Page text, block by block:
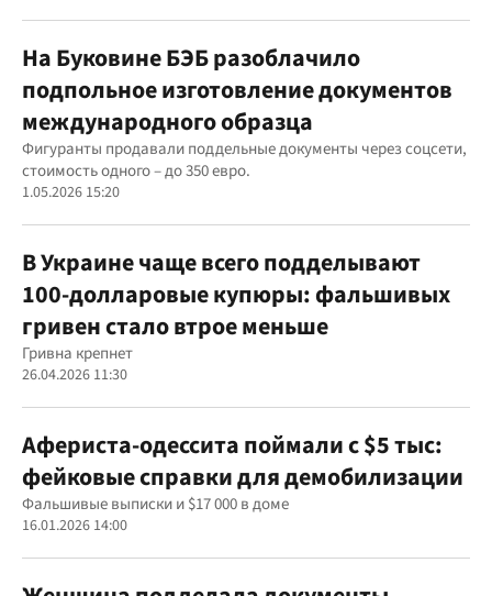
На Буковине БЭБ разоблачило
подпольное изготовление документов
международного образца
Фигуранты продавали поддельные документы через соцсети,
стоимость одного – до 350 евро.
1.05.2026 15:20
В Украине чаще всего подделывают
100-долларовые купюры: фальшивых
гривен стало втрое меньше
Гривна крепнет
26.04.2026 11:30
Афериста-одессита поймали с $5 тыс:
фейковые справки для демобилизации
Фальшивые выписки и $17 000 в доме
16.01.2026 14:00